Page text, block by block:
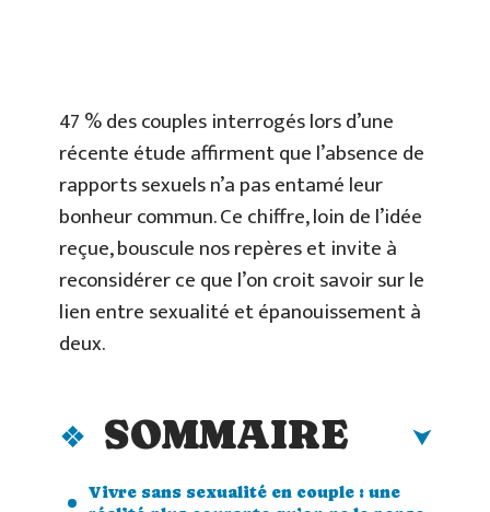
47 % des couples interrogés lors d’une
récente étude affirment que l’absence de
rapports sexuels n’a pas entamé leur
bonheur commun. Ce chiffre, loin de l’idée
reçue, bouscule nos repères et invite à
reconsidérer ce que l’on croit savoir sur le
lien entre sexualité et épanouissement à
deux.
SOMMAIRE
Vivre sans sexualité en couple : une